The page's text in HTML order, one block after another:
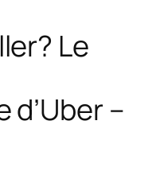
Le
d’Uber –